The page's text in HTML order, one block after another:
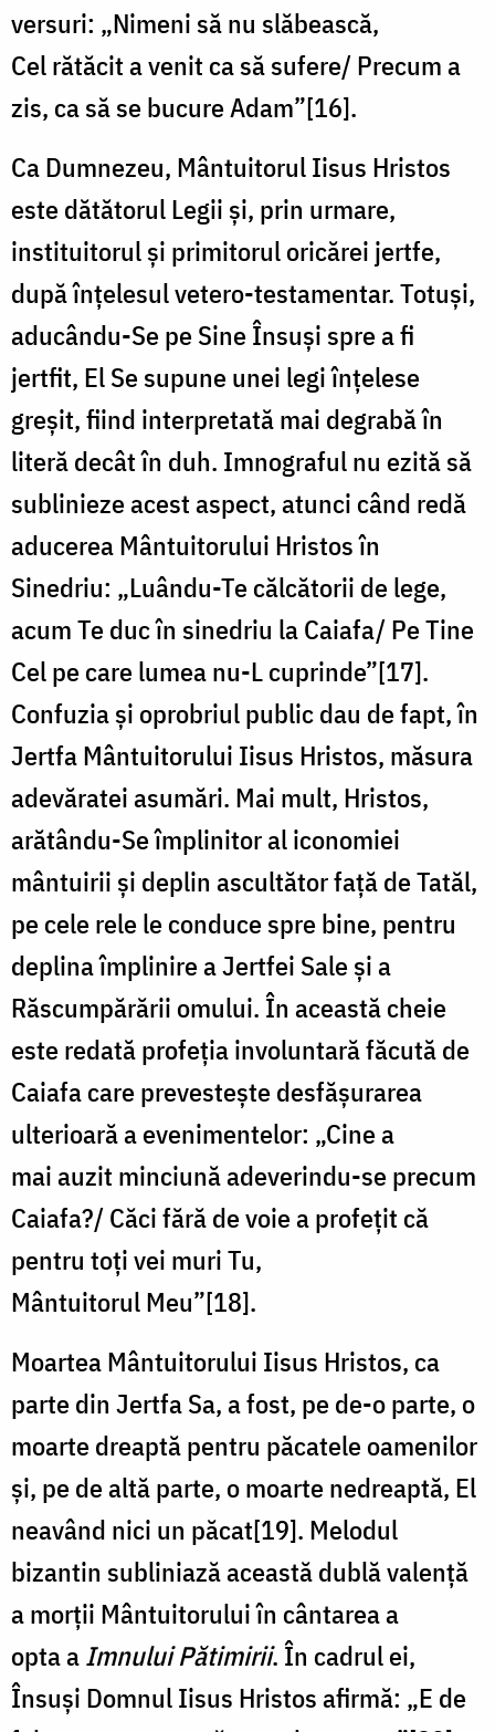
versuri: „Nimeni să nu slăbească,
Cel rătăcit a venit ca să sufere/ Precum a
zis, ca să se bucure Adam”[16].
Ca Dumnezeu, Mântuitorul Iisus Hristos
este dătătorul Legii și, prin urmare,
instituitorul și primitorul oricărei jertfe,
după înțelesul vetero-testamentar. Totuși,
aducându-Se pe Sine Însuși spre a fi
jertfit, El Se supune unei legi înțelese
greșit, fiind interpretată mai degrabă în
literă decât în duh. Imnograful nu ezită să
sublinieze acest aspect, atunci când redă
aducerea Mântuitorului Hristos în
Sinedriu: „Luându-Te călcătorii de lege,
acum Te duc în sinedriu la Caiafa/ Pe Tine
Cel pe care lumea nu-L cuprinde”[17].
Confuzia și oprobriul public dau de fapt, în
Jertfa Mântuitorului Iisus Hristos, măsura
adevăratei asumări. Mai mult, Hristos,
arătându-Se împlinitor al iconomiei
mântuirii și deplin ascultător față de Tatăl,
pe cele rele le conduce spre bine, pentru
deplina împlinire a Jertfei Sale și a
Răscumpărării omului. În această cheie
este redată profeția involuntară făcută de
Caiafa care prevestește desfășurarea
ulterioară a evenimentelor: „Cine a
mai auzit minciună adeverindu-se precum
Caiafa?/ Căci fără de voie a profețit că
pentru toți vei muri Tu,
Mântuitorul Meu”[18].
Moartea Mântuitorului Iisus Hristos, ca
parte din Jertfa Sa, a fost, pe de-o parte, o
moarte dreaptă pentru păcatele oamenilor
și, pe de altă parte, o moarte nedreaptă, El
neavând nici un păcat[19]. Melodul
bizantin subliniază această dublă valență
a morții Mântuitorului în cântarea a
opta aImnului Pătimirii. În cadrul ei,
Însuși Domnul Iisus Hristos afirmă: „E de